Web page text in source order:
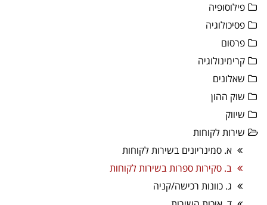
פילוסופיה
פסיכולוגיה
פרסום
קרימינולוגיה
שאלונים
שוק ההון
שיווק
שירות לקוחות
א. סמינריונים בשירות לקוחות
ב. סקירות ספרות בשירות לקוחות
ג. כוונות רכישה/קניה